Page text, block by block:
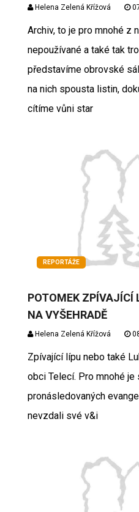
Helena Zelená Křížová
Archiv, to je pro mnohé z
nepoužívané a také tak
představíme obrovské
na nich spousta listin,
cítíme vůni star
REPORTÁŽE
POTOMEK ZPÍVAJÍCÍ
NA VYŠEHRADĚ
Helena Zelená Křížová
Zpívající lípu nebo také
obci Telecí. Pro mnohé je
pronásledovaných
nevzdali své v&i